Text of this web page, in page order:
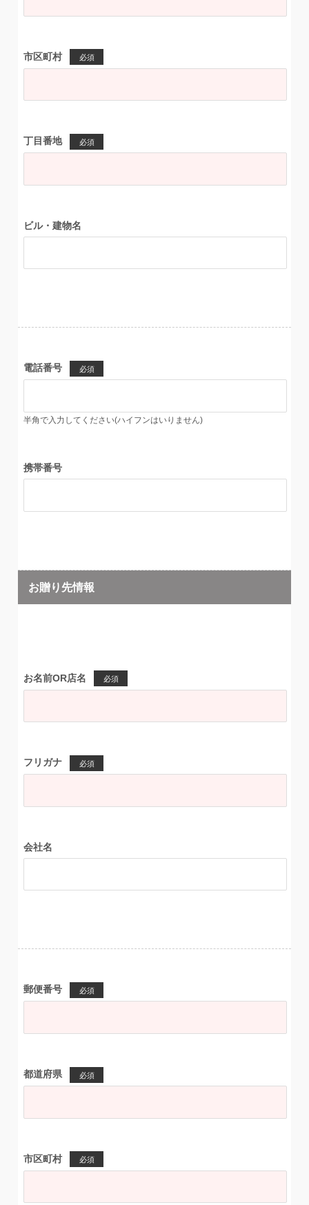
市区町村 必須
丁目番地 必須
ビル・建物名
電話番号 必須
半角で入力してください(ハイフンはいりません)
携帯番号
お贈り先情報
お名前OR店名 必須
フリガナ 必須
会社名
郵便番号 必須
都道府県 必須
市区町村 必須